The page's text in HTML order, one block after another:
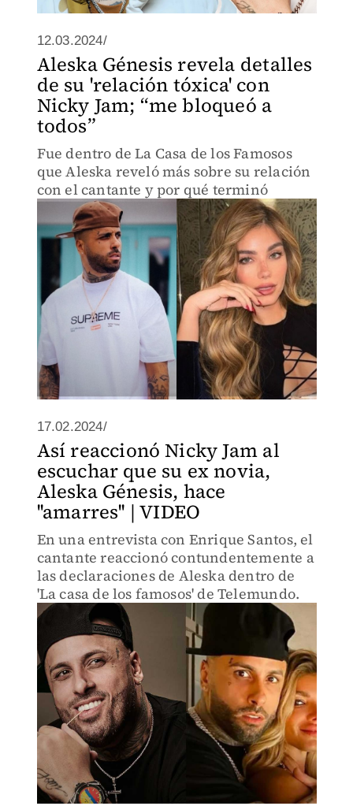
12.03.2024/
Aleska Génesis revela detalles
de su 'relación tóxica' con
Nicky Jam; “me bloqueó a
todos”
Fue dentro de La Casa de los Famosos
que Aleska reveló más sobre su relación
con el cantante y por qué terminó
17.02.2024/
Así reaccionó Nicky Jam al
escuchar que su ex novia,
Aleska Génesis, hace
''amarres'' | VIDEO
En una entrevista con Enrique Santos, el
cantante reaccionó contundentemente a
las declaraciones de Aleska dentro de
'La casa de los famosos' de Telemundo.